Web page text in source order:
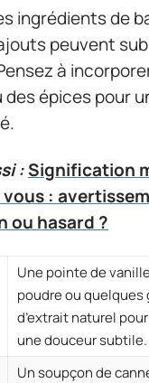
ingrédients de
peuvent
à
des épices pour
:Signification
:
ou hasard ?
Une pointe de
poudre ou
d’extrait naturel
une douceur subtile.
Un soupçon de